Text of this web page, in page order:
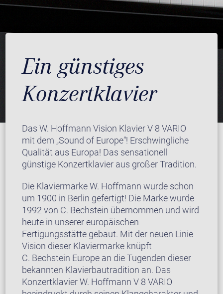
Ein günstiges
Konzertklavier
Das W. Hoffmann Vision Klavier V 8 VARIO
mit dem „Sound of Europe“! Erschwingliche
Qualität aus Europa! Das sensationell
günstige Konzertklavier aus großer Tradition.
Die Klaviermarke W. Hoffmann wurde schon
um 1900 in Berlin gefertigt! Die Marke wurde
1992 von C. Bechstein übernommen und wird
heute in unserer europäischen
Fertigungsstätte gebaut. Mit der neuen Linie
Vision dieser Klaviermarke knüpft
C. Bechstein Europe an die Tugenden dieser
bekannten Klavierbautradition an. Das
Konzertklavier W. Hoffmann V 8 VARIO